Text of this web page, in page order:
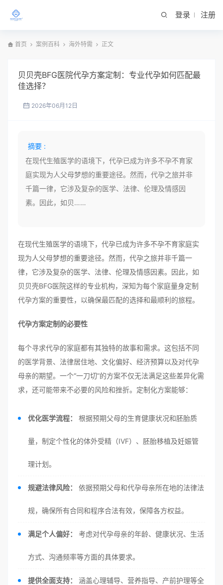
登录 注册
首页 案例百科 海外特需 正文
贝贝壳BFG医院代孕方案定制：专业代孕如何匹配最
佳选择？
2026年06月12日
摘要 :
在现代生殖医学的语境下，代孕已成为许多不孕不育家
庭实现为人父母梦想的重要途径。然而，代孕之旅并非
千篇一律，它涉及复杂的医学、法律、伦理及情感因
素。因此，如贝……
在现代生殖医学的语境下，代孕已成为许多不孕不育家庭实
现为人父母梦想的重要途径。然而，代孕之旅并非千篇一
律，它涉及复杂的医学、法律、伦理及情感因素。因此，如
贝贝壳BFG医院这样的专业机构，深知为每个家庭量身定制
代孕方案的重要性，以确保最匹配的选择和最顺利的旅程。
代孕方案定制的必要性
每个寻求代孕的家庭都有其独特的故事和需求。这包括不同
的医学背景、法律居住地、文化偏好、经济预算以及对代孕
母亲的期望。一个“一刀切”的方案不仅无法满足这些差异化需
求，还可能带来不必要的风险和挫折。定制化方案能够：
优化医学流程： 根据预期父母的生育健康状况和胚胎质
量，制定个性化的体外受精（IVF）、胚胎移植及妊娠管
理计划。
规避法律风险： 依据预期父母和代孕母亲所在地的法律法
规，确保所有合同和程序合法有效，保障各方权益。
满足个人偏好： 考虑对代孕母亲的年龄、健康状况、生活
方式、沟通频率等方面的具体要求。
提供全面支持： 涵盖心理辅导、营养指导、产前护理等全